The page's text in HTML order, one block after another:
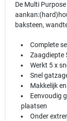
De Multi
baksteen,
Complete
Zaagdiepte
Werkt 5 x
Snel
Makkelijk
Eenvoudig
plaatsen
Onder